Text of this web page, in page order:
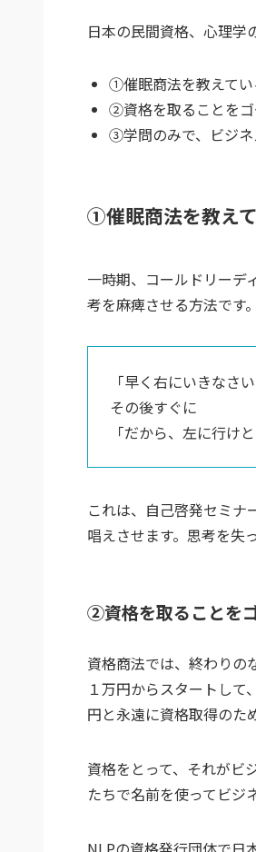
日本の民間資格、心理学
①催眠商法を教えてい
②資格を取ることを
③学問のみで、ビジ
①催眠商法を教え
一時期、コールドリーデ
考を麻痺させる方法です
「早く右にいきなさ
その後すぐに
「だから、左に行け
これは、自己啓発セミナ
唱えさせます。思考を失
②資格を取ることを
資格商法では、終わりの
１万円からスタートし
円と永遠に資格取得のた
資格をとって、それがビ
たちで名前を使ってビジ